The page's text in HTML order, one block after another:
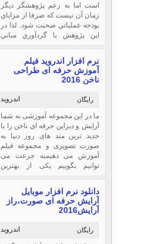
است اما به زعم پژوهشگر ديگر
زمان آن نيست که صرفا از مزاياي
بودجه عملياتي صحبت شود. لذا در
اين پژوهش با گردآوري مباني
قوت آن مدلي مفهومي براي اجراي
بودجه عملياتي ارائه شده است.
نرم افزار اندروید فیلم
آموزش حرفه ای طراحی
ناخن 2016
اندروید رایگان
ما در این مجموعه آموزشی به شما
آرایش و دیزاین حرفه ای ناخن را با
جدید ترین متد های روز دنیا به
صورت تصویری و مجموعه فیلم
آموزش می دهیمبه جرعت می
توانیم بگوییم یکی از بهترین
ناخن که نیاز هر خانم ایرانی می
باشد را برای شما گرد...
دانلود نرم افزار موبایل
آرایش حرفه ای صورت،راز
آرایش2016
اندروید رایگان